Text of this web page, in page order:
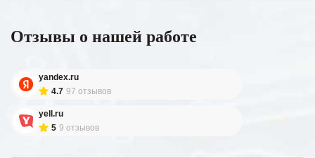
Отзывы о нашей работе
yandex.ru
4.7 97 отзывов
yell.ru
5 9 отзывов